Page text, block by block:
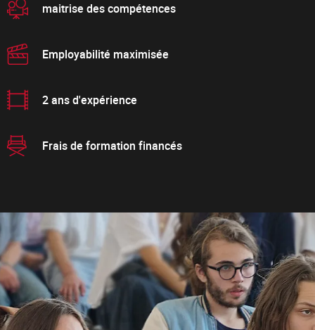
maitrise des compétences
Employabilité maximisée
2 ans d'expérience
Frais de formation financés